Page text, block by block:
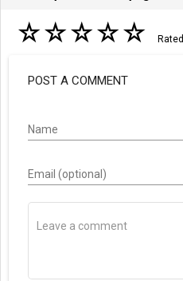
☆☆☆☆☆ Rated
POST A COMMENT
Name
Email (optional)